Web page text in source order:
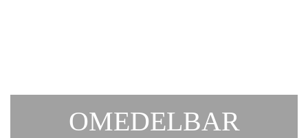
OMEDELBAR